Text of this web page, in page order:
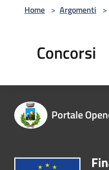
Home > Argomenti >
Concorsi
Portale